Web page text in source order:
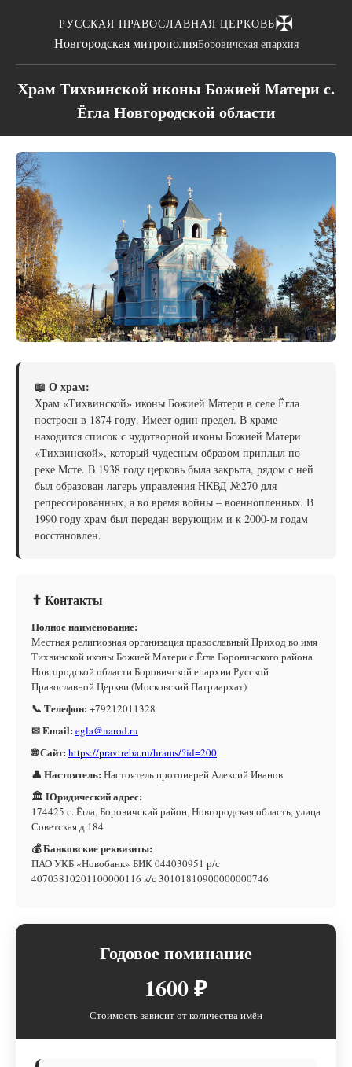
РУССКАЯ ПРАВОСЛАВНАЯ ЦЕРКОВЬ✠
Новгородская митрополияБоровичская епархия
Храм Тихвинской иконы Божией Матери с.
Ёгла Новгородской области
📖 О храм:
Храм «Тихвинской» иконы Божией Матери в селе Ёгла
построен в 1874 году. Имеет один предел. В храме
находится список с чудотворной иконы Божией Матери
«Тихвинской», который чудесным образом приплыл по
реке Мсте. В 1938 году церковь была закрыта, рядом с ней
был образован лагерь управления НКВД №270 для
репрессированных, а во время войны – военнопленных. В
1990 году храм был передан верующим и к 2000-м годам
восстановлен.
✝ Контакты
Полное наименование:
Местная религиозная организация православный Приход во имя
Тихвинской иконы Божией Матери с.Ёгла Боровичского района
Новгородской области Боровичской епархии Русской
Православной Церкви (Московский Патриархат)
📞 Телефон: +79212011328
✉ Email: egla@narod.ru
🌐 Сайт: https://pravtreba.ru/hrams/?id=200
👤 Настоятель: Настоятель протоиерей Алексий Иванов
🏛 Юридический адрес:
174425 с. Ёгла, Боровичский район, Новгородская область, улица
Советская д.184
💰 Банковские реквизиты:
ПАО УКБ «Новобанк» БИК 044030951 р/с
40703810201100000116 к/с 30101810900000000746
Годовое поминание
1600 ₽
Стоимость зависит от количества имён